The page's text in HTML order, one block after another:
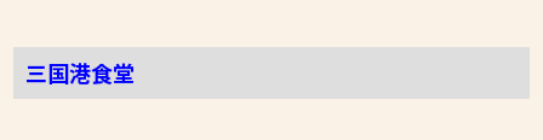
三国港食堂